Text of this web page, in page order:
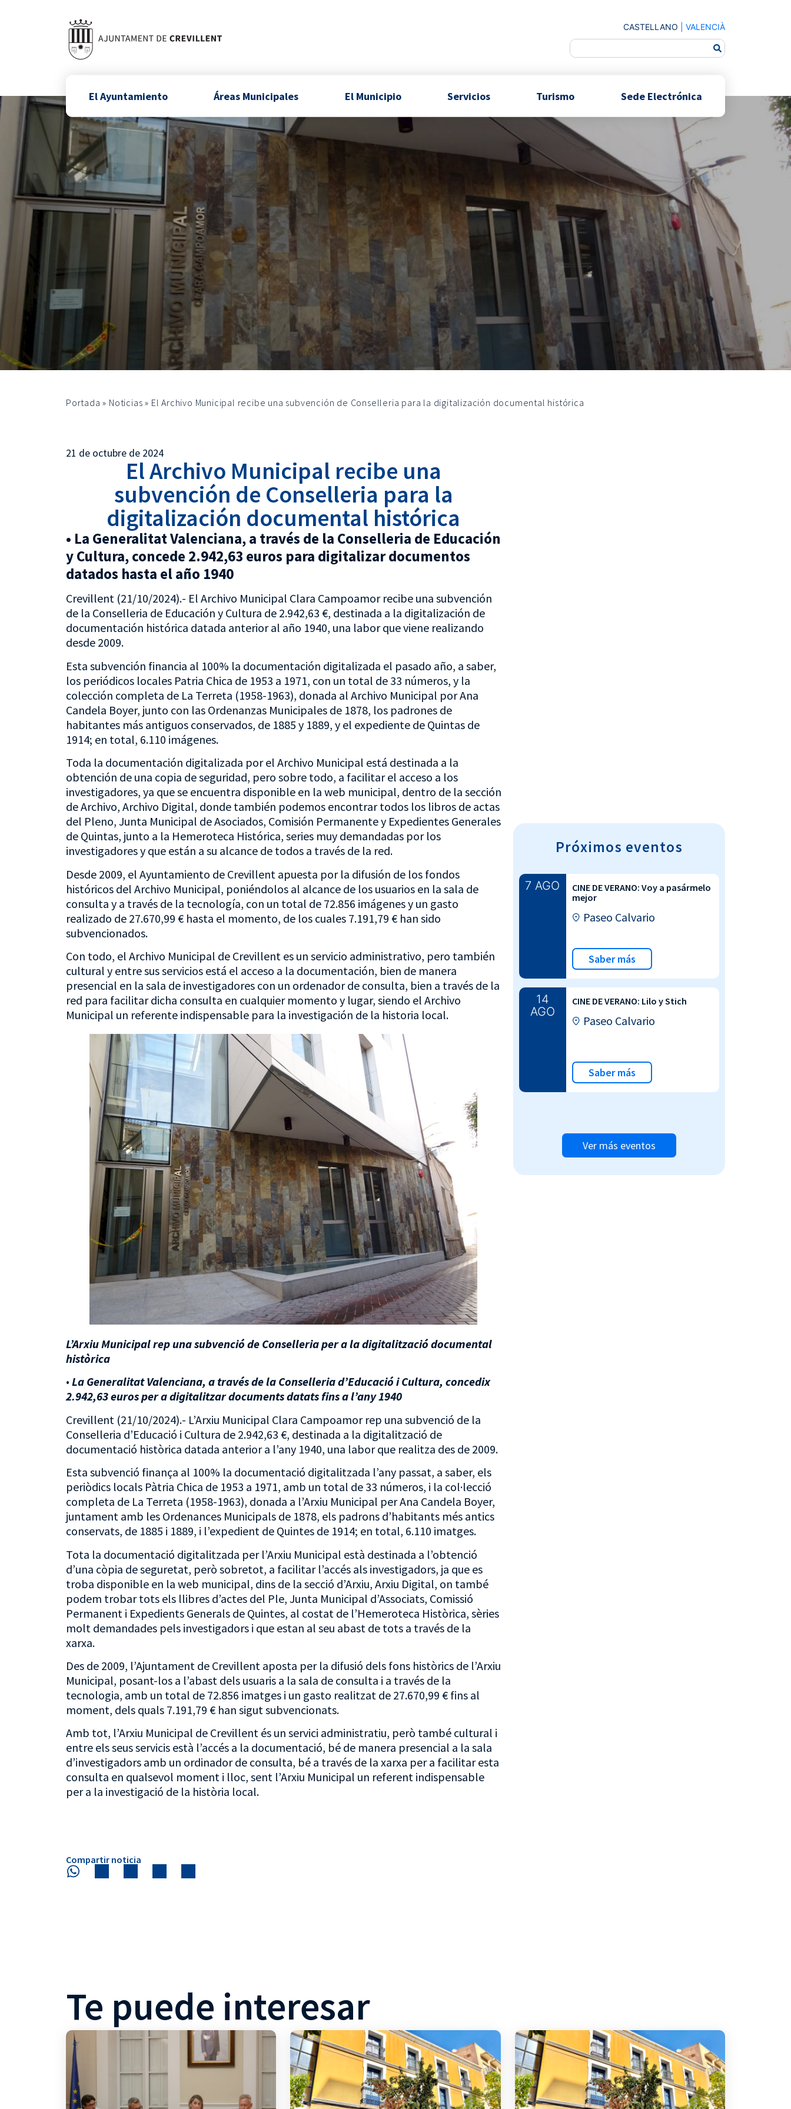
CASTELLANO VALENCIÀ
El Ayuntamiento Áreas Municipales El Municipio Servicios Turismo Sede Electrónica
Portada » Noticias » El Archivo Municipal recibe una subvención de Conselleria para la digitalización documental histórica
21 de octubre de 2024
El Archivo Municipal recibe una
subvención de Conselleria para la
digitalización documental histórica
• La Generalitat Valenciana, a través de la Conselleria de Educación
y Cultura, concede 2.942,63 euros para digitalizar documentos
datados hasta el año 1940
Crevillent (21/10/2024).- El Archivo Municipal Clara Campoamor recibe una subvención
de la Conselleria de Educación y Cultura de 2.942,63 €, destinada a la digitalización de
documentación histórica datada anterior al año 1940, una labor que viene realizando
desde 2009.
Esta subvención financia al 100% la documentación digitalizada el pasado año, a saber,
los periódicos locales Patria Chica de 1953 a 1971, con un total de 33 números, y la
colección completa de La Terreta (1958-1963), donada al Archivo Municipal por Ana
Candela Boyer, junto con las Ordenanzas Municipales de 1878, los padrones de
habitantes más antiguos conservados, de 1885 y 1889, y el expediente de Quintas de
1914; en total, 6.110 imágenes.
Toda la documentación digitalizada por el Archivo Municipal está destinada a la
obtención de una copia de seguridad, pero sobre todo, a facilitar el acceso a los
investigadores, ya que se encuentra disponible en la web municipal, dentro de la sección
de Archivo, Archivo Digital, donde también podemos encontrar todos los libros de actas
del Pleno, Junta Municipal de Asociados, Comisión Permanente y Expedientes Generales
de Quintas, junto a la Hemeroteca Histórica, series muy demandadas por los
investigadores y que están a su alcance de todos a través de la red.
Desde 2009, el Ayuntamiento de Crevillent apuesta por la difusión de los fondos
históricos del Archivo Municipal, poniéndolos al alcance de los usuarios en la sala de
consulta y a través de la tecnología, con un total de 72.856 imágenes y un gasto
realizado de 27.670,99 € hasta el momento, de los cuales 7.191,79 € han sido
subvencionados.
Con todo, el Archivo Municipal de Crevillent es un servicio administrativo, pero también
cultural y entre sus servicios está el acceso a la documentación, bien de manera
presencial en la sala de investigadores con un ordenador de consulta, bien a través de la
red para facilitar dicha consulta en cualquier momento y lugar, siendo el Archivo
Municipal un referente indispensable para la investigación de la historia local.
L’Arxiu Municipal rep una subvenció de Conselleria per a la digitalització documental
històrica
• La Generalitat Valenciana, a través de la Conselleria d’Educació i Cultura, concedix
2.942,63 euros per a digitalitzar documents datats fins a l’any 1940
Crevillent (21/10/2024).- L’Arxiu Municipal Clara Campoamor rep una subvenció de la
Conselleria d’Educació i Cultura de 2.942,63 €, destinada a la digitalització de
documentació històrica datada anterior a l’any 1940, una labor que realitza des de 2009.
Esta subvenció finança al 100% la documentació digitalitzada l’any passat, a saber, els
periòdics locals Pàtria Chica de 1953 a 1971, amb un total de 33 números, i la col·lecció
completa de La Terreta (1958-1963), donada a l’Arxiu Municipal per Ana Candela Boyer,
juntament amb les Ordenances Municipals de 1878, els padrons d’habitants més antics
conservats, de 1885 i 1889, i l’expedient de Quintes de 1914; en total, 6.110 imatges.
Tota la documentació digitalitzada per l’Arxiu Municipal està destinada a l’obtenció
d’una còpia de seguretat, però sobretot, a facilitar l’accés als investigadors, ja que es
troba disponible en la web municipal, dins de la secció d’Arxiu, Arxiu Digital, on també
podem trobar tots els llibres d’actes del Ple, Junta Municipal d’Associats, Comissió
Permanent i Expedients Generals de Quintes, al costat de l’Hemeroteca Històrica, sèries
molt demandades pels investigadors i que estan al seu abast de tots a través de la
xarxa.
Des de 2009, l’Ajuntament de Crevillent aposta per la difusió dels fons històrics de l’Arxiu
Municipal, posant-los a l’abast dels usuaris a la sala de consulta i a través de la
tecnologia, amb un total de 72.856 imatges i un gasto realitzat de 27.670,99 € fins al
moment, dels quals 7.191,79 € han sigut subvencionats.
Amb tot, l’Arxiu Municipal de Crevillent és un servici administratiu, però també cultural i
entre els seus servicis està l’accés a la documentació, bé de manera presencial a la sala
d’investigadors amb un ordinador de consulta, bé a través de la xarxa per a facilitar esta
consulta en qualsevol moment i lloc, sent l’Arxiu Municipal un referent indispensable
per a la investigació de la història local.
Próximos eventos
7 AGO
CINE DE VERANO: Voy a pasármelo
mejor
Paseo Calvario
Saber más
14
AGO
CINE DE VERANO: Lilo y Stich
Paseo Calvario
Saber más
Ver más eventos
Compartir noticia
Te puede interesar